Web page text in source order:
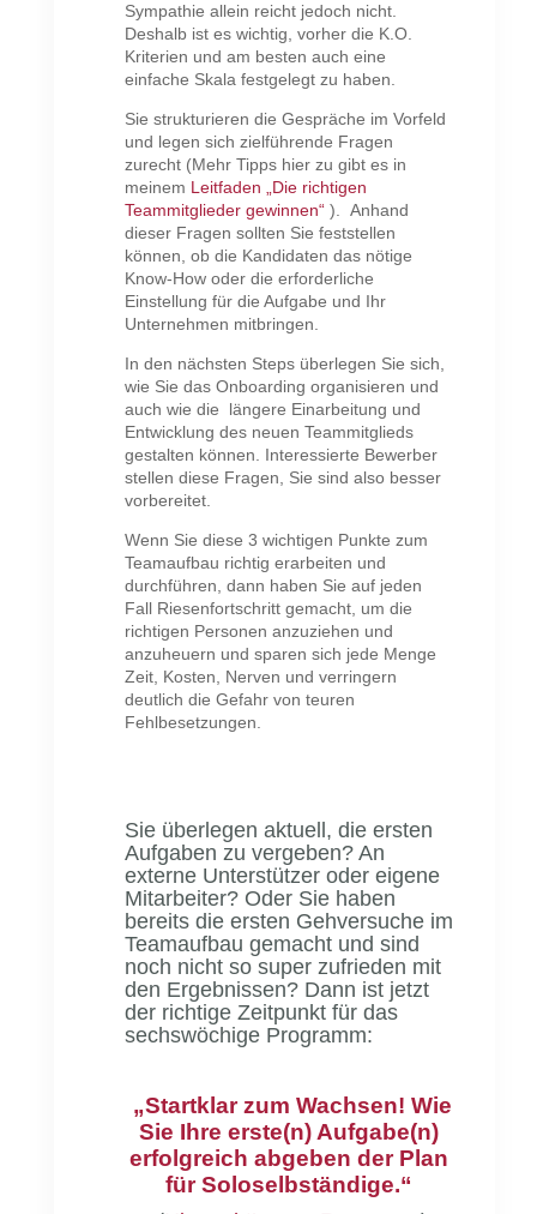
Sympathie allein reicht jedoch nicht.
Deshalb ist es wichtig, vorher die K.O.
Kriterien und am besten auch eine
einfache Skala festgelegt zu haben.
Sie strukturieren die Gespräche im Vorfeld
und legen sich zielführende Fragen
zurecht (Mehr Tipps hier zu gibt es in
meinem Leitfaden „Die richtigen
Teammitglieder gewinnen“). Anhand
dieser Fragen sollten Sie feststellen
können, ob die Kandidaten das nötige
Know-How oder die erforderliche
Einstellung für die Aufgabe und Ihr
Unternehmen mitbringen.
In den nächsten Steps überlegen Sie sich,
wie Sie das Onboarding organisieren und
auch wie die längere Einarbeitung und
Entwicklung des neuen Teammitglieds
gestalten können. Interessierte Bewerber
stellen diese Fragen, Sie sind also besser
vorbereitet.
Wenn Sie diese 3 wichtigen Punkte zum
Teamaufbau richtig erarbeiten und
durchführen, dann haben Sie auf jeden
Fall Riesenfortschritt gemacht, um die
richtigen Personen anzuziehen und
anzuheuern und sparen sich jede Menge
Zeit, Kosten, Nerven und verringern
deutlich die Gefahr von teuren
Fehlbesetzungen.
Sie überlegen aktuell, die ersten
Aufgaben zu vergeben? An
externe Unterstützer oder eigene
Mitarbeiter? Oder Sie haben
bereits die ersten Gehversuche im
Teamaufbau gemacht und sind
noch nicht so super zufrieden mit
den Ergebnissen? Dann ist jetzt
der richtige Zeitpunkt für das
sechswöchige Programm:
„Startklar zum Wachsen! Wie
Sie Ihre erste(n) Aufgabe(n)
erfolgreich abgeben der Plan
für Soloselbständige.“